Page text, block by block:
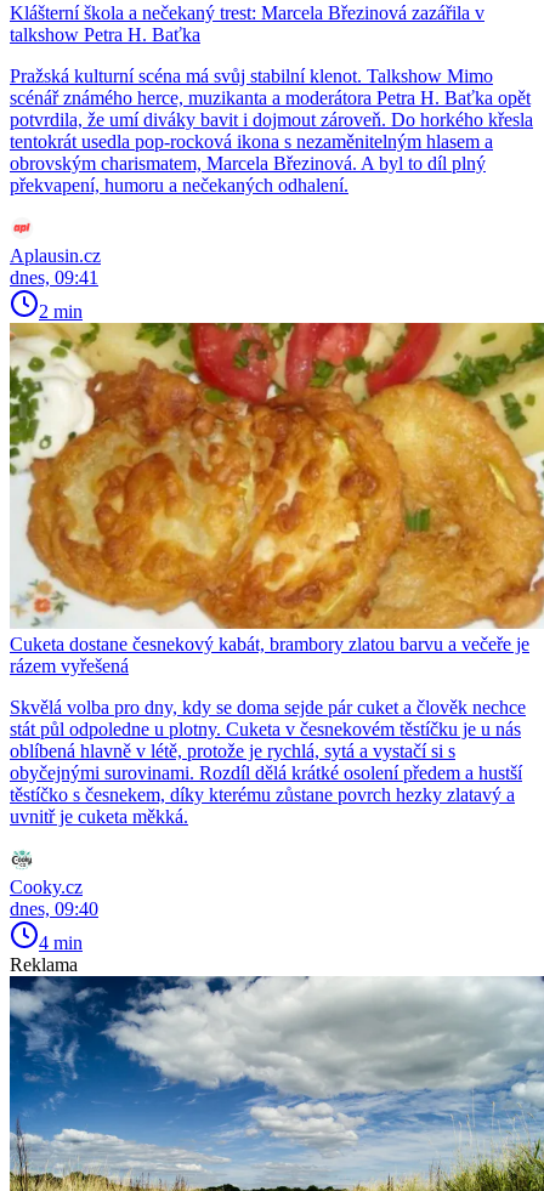
Klášterní škola a nečekaný trest: Marcela Březinová zazářila v
talkshow Petra H. Baťka
Pražská kulturní scéna má svůj stabilní klenot. Talkshow Mimo
scénář známého herce, muzikanta a moderátora Petra H. Baťka opět
potvrdila, že umí diváky bavit i dojmout zároveň. Do horkého křesla
tentokrát usedla pop-rocková ikona s nezaměnitelným hlasem a
obrovským charismatem, Marcela Březinová. A byl to díl plný
překvapení, humoru a nečekaných odhalení.
Aplausin.cz
dnes, 09:41
2 min
Cuketa dostane česnekový kabát, brambory zlatou barvu a večeře je
rázem vyřešená
Skvělá volba pro dny, kdy se doma sejde pár cuket a člověk nechce
stát půl odpoledne u plotny. Cuketa v česnekovém těstíčku je u nás
oblíbená hlavně v létě, protože je rychlá, sytá a vystačí si s
obyčejnými surovinami. Rozdíl dělá krátké osolení předem a hustší
těstíčko s česnekem, díky kterému zůstane povrch hezky zlatavý a
uvnitř je cuketa měkká.
Cooky.cz
dnes, 09:40
4 min
Reklama